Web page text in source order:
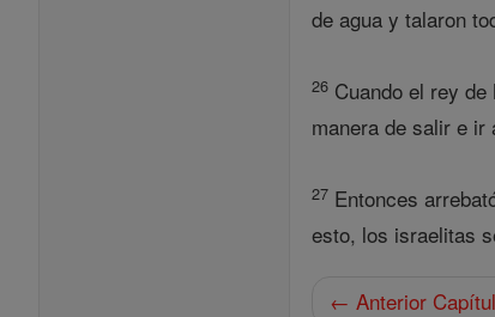
de agua y talaron
26 Cuando el rey
manera de salir e ir
27 Entonces
esto, los israelitas
← Anterior